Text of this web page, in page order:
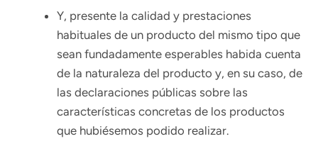
Y, presente la calidad y prestaciones
habituales de un producto del mismo tipo que
sean fundadamente esperables habida cuenta
de la naturaleza del producto y, en su caso, de
las declaraciones públicas sobre las
características concretas de los productos
que hubiésemos podido realizar.